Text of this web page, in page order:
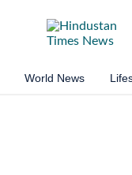
World News